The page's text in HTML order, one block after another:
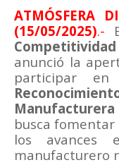
ATMÓSFERA
(15/05/2025).-
anunció la
participar en
busca
los avances
manufacturero